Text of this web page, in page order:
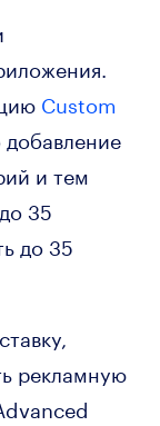
Custom
добавление
и тем
35
до 35
рекламную